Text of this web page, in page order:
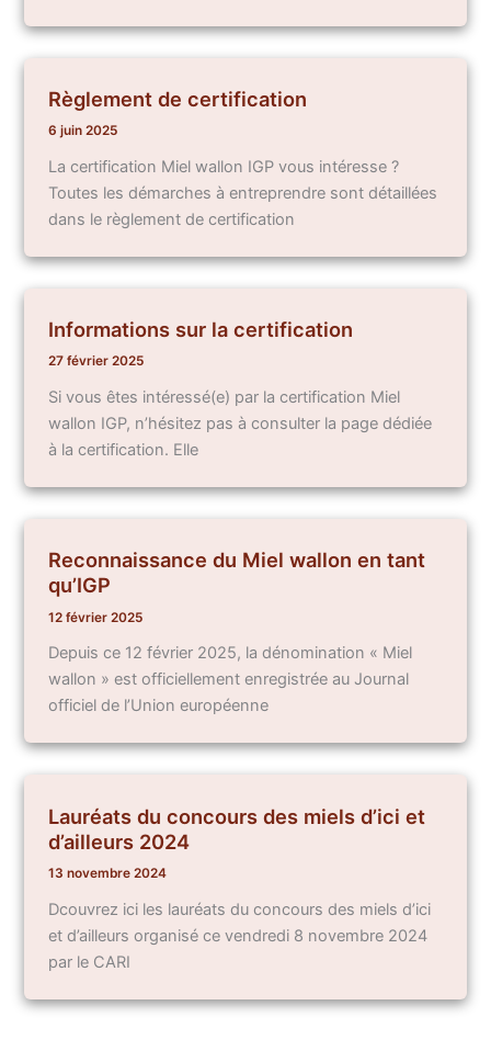
Règlement de certification
6 juin 2025
La certification Miel wallon IGP vous intéresse ?
Toutes les démarches à entreprendre sont détaillées
dans le règlement de certification
Informations sur la certification
27 février 2025
Si vous êtes intéressé(e) par la certification Miel
wallon IGP, n’hésitez pas à consulter la page dédiée
à la certification. Elle
Reconnaissance du Miel wallon en tant
qu’IGP
12 février 2025
Depuis ce 12 février 2025, la dénomination « Miel
wallon » est officiellement enregistrée au Journal
officiel de l’Union européenne
Lauréats du concours des miels d’ici et
d’ailleurs 2024
13 novembre 2024
Dcouvrez ici les lauréats du concours des miels d’ici
et d’ailleurs organisé ce vendredi 8 novembre 2024
par le CARI